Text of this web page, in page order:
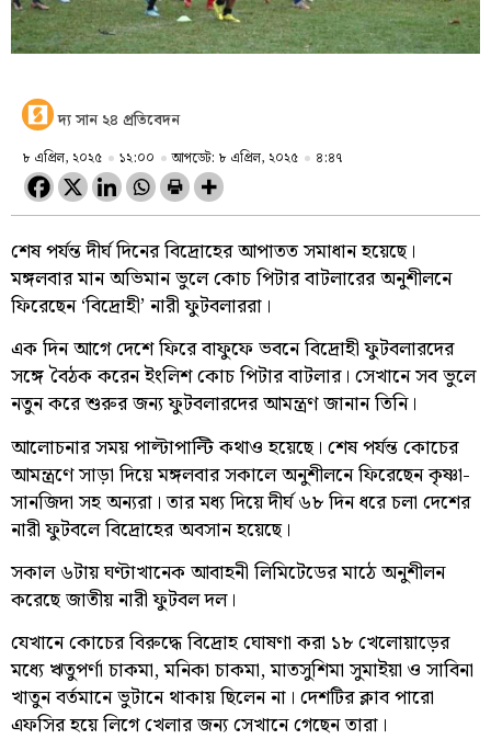
দ্য সান ২৪ প্রতিবেদন
৮ এপ্রিল, ২০২৫ ১২:০০ আপডেট: ৮ এপ্রিল, ২০২৫ ৪:৪৭
শেষ পর্যন্ত দীর্ঘ দিনের বিদ্রোহের আপাতত সমাধান হয়েছে।
মঙ্গলবার মান অভিমান ভুলে কোচ পিটার বাটলারের অনুশীলনে
ফিরেছেন ‘বিদ্রোহী’ নারী ফুটবলাররা।
এক দিন আগে দেশে ফিরে বাফুফে ভবনে বিদ্রোহী ফুটবলারদের
সঙ্গে বৈঠক করেন ইংলিশ কোচ পিটার বাটলার। সেখানে সব ভুলে
নতুন করে শুরুর জন্য ফুটবলারদের আমন্ত্রণ জানান তিনি।
আলোচনার সময় পাল্টাপাল্টি কথাও হয়েছে। শেষ পর্যন্ত কোচের
আমন্ত্রণে সাড়া দিয়ে মঙ্গলবার সকালে অনুশীলনে ফিরেছেন কৃষ্ণা-
সানজিদা সহ অন্যরা। তার মধ্য দিয়ে দীর্ঘ ৬৮ দিন ধরে চলা দেশের
নারী ফুটবলে বিদ্রোহের অবসান হয়েছে।
সকাল ৬টায় ঘণ্টাখানেক আবাহনী লিমিটেডের মাঠে অনুশীলন
করেছে জাতীয় নারী ফুটবল দল।
যেখানে কোচের বিরুদ্ধে বিদ্রোহ ঘোষণা করা ১৮ খেলোয়াড়ের
মধ্যে ঋতুপর্ণা চাকমা, মনিকা চাকমা, মাতসুশিমা সুমাইয়া ও সাবিনা
খাতুন বর্তমানে ভুটানে থাকায় ছিলেন না। দেশটির ক্লাব পারো
এফসির হয়ে লিগে খেলার জন্য সেখানে গেছেন তারা।